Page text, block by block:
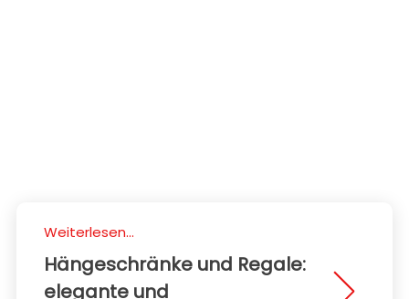
Weiterlesen...
Hängeschränke und Regale:
elegante und